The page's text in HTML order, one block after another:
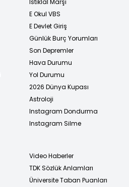
E Okul VBS
E Devlet Giriş
Günlük Burç Yorumları
Son Depremler
Hava Durumu
Yol Durumu
2026 Dünya Kupası
Astroloji
Instagram Dondurma
Instagram Silme
Video Haberler
TDK Sözlük Anlamları
Üniversite Taban Puanları